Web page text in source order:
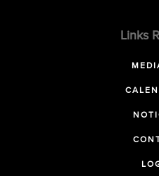
Links